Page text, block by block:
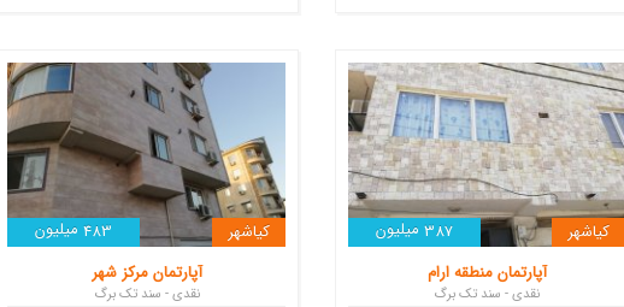
483میلیون
کیاشهر
آپارتمان مرکز شهر
نقدی - سند تک برگ
387 میلیون
کیاشهر
آپارتمان منطقه ارام
نقدی - سند تک برگ